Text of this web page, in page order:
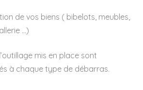
de vos biens ( bibelots, meubles,
…)
mis en place sont
à chaque type de débarras.